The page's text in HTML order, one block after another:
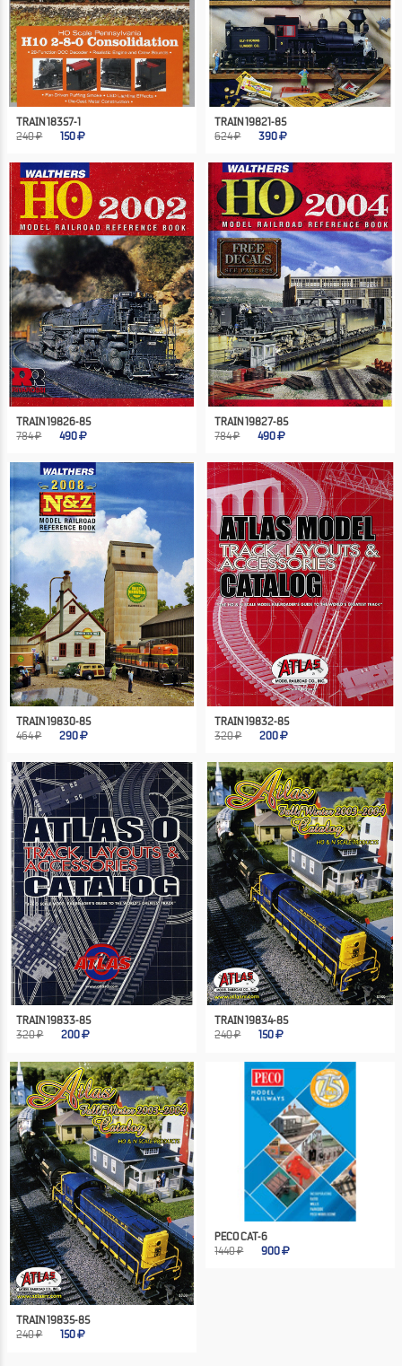
TRAIN 18357-1
240 ₽
150
TRAIN 19821-85
624 ₽
390
TRAIN 19826-85
784 ₽
490
TRAIN 19827-85
784 ₽
490
TRAIN 19830-85
464 ₽
290
TRAIN 19832-85
320 ₽
200
TRAIN 19833-85
320 ₽
200
TRAIN 19834-85
240 ₽
150
TRAIN 19835-85
240 ₽
150
PECO CAT-6
1440 ₽
900